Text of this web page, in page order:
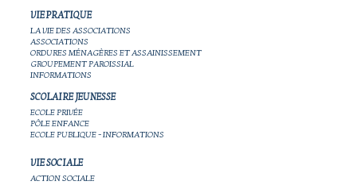
VIE PRATIQUE
LA VIE DES ASSOCIATIONS
ASSOCIATIONS
ORDURES MÉNAGÈRES ET ASSAINISSEMENT
GROUPEMENT PAROISSIAL
INFORMATIONS
SCOLAIRE JEUNESSE
ECOLE PRIVÉE
PÔLE ENFANCE
ECOLE PUBLIQUE - INFORMATIONS
VIE SOCIALE
ACTION SOCIALE